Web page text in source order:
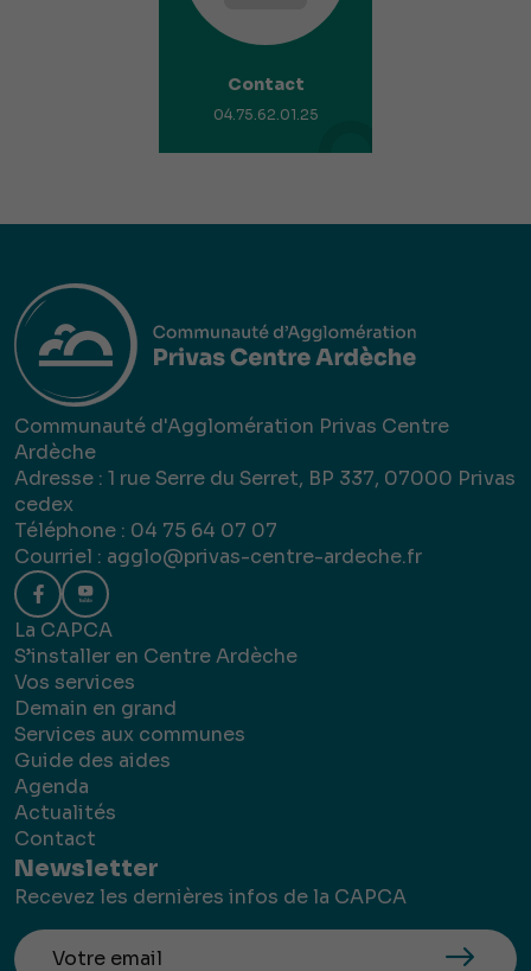
Contact
04.75.62.01.25
Communauté d'Agglomération Privas Centre
Ardèche
Adresse : 1 rue Serre du Serret, BP 337, 07000 Privas
cedex
Téléphone : 04 75 64 07 07
Courriel : agglo@privas-centre-ardeche.fr
La CAPCA
S’installer en Centre Ardèche
Vos services
Demain en grand
Services aux communes
Guide des aides
Agenda
Actualités
Contact
Newsletter
Recevez les dernières infos de la CAPCA